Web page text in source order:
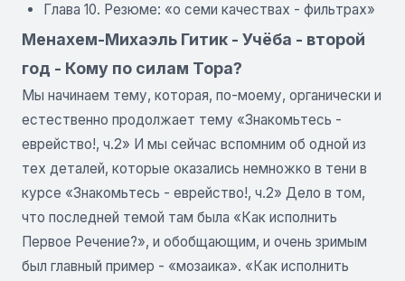
Глава 10. Резюме: «о семи качествах - фильтрах»
Менахем-Михаэль Гитик - Учёба - второй
год - Кому по силам Тора?
Мы начинаем тему, которая, по-моему, органически и
естественно продолжает тему «Знакомьтесь -
еврейство!, ч.2» И мы сейчас вспомним об одной из
тех деталей, которые оказались немножко в тени в
курсе «Знакомьтесь - еврейство!, ч.2» Дело в том,
что последней темой там была «Как исполнить
Первое Речение?», и обобщающим, и очень зримым
был главный пример - «мозаика». «Как исполнить